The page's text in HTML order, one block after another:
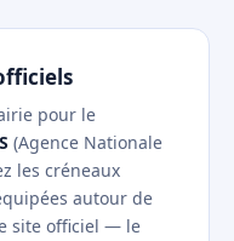
pour le
(Agence Nationale
les créneaux
autour de
site officiel — le